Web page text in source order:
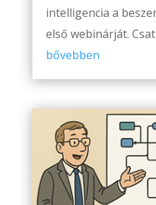
intelligencia a
első webinárját.
bővebben